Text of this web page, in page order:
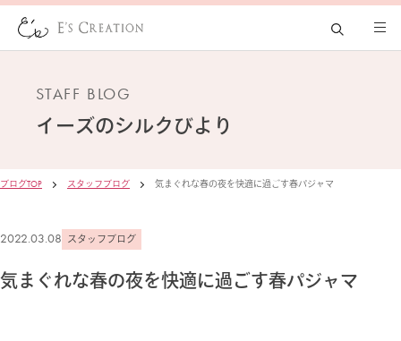
STAFF BLOG
イーズのシルクびより
ブログTOP スタッフブログ 気まぐれな春の夜を快適に過ごす春パジャマ
2022.03.08 スタッフブログ
気まぐれな春の夜を快適に過ごす春パジャマ